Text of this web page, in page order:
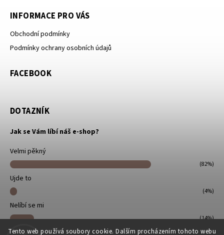
Tento web používá soubory cookie. Dalším procházením tohoto webu
INFORMACE PRO VÁS
Obchodní podmínky
Podmínky ochrany osobních údajů
FACEBOOK
DOTAZNÍK
Jak se Vám líbí náš e-shop?
Velmi pěkný
(82%)
Ujde to
(4%)
Nelíbí se mi
(14%)
Počet hlasů:22